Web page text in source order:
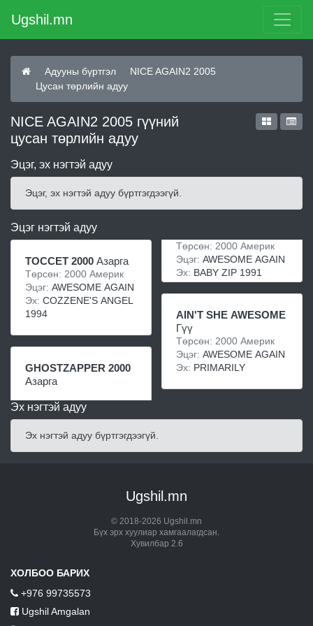
Ugshil.mn
Адууны бүртгэл
NICE AGAIN2 2005
Цусан төрлийн адуу
NICE AGAIN2 2005 гүүний
цусан төрлийн адуу
Эцэг, эх нэгтэй адуу
Эцэг, эх нэгтэй адуу бүртгэгдээгүй.
Эцэг нэгтэй адуу
TOCCET 2000 Азарга
Төрсөн: 2000 Америк
Эцэг: AWESOME AGAIN
Эх: COZZENE'S ANGEL
1994
GHOSTZAPPER 2000
Азарга
Төрсөн: 2000 Америк
Эцэг: AWESOME AGAIN
Эх: BABY ZIP 1991
AIN'T SHE AWESOME
Гүү
Төрсөн: 2000 Америк
Эцэг: AWESOME AGAIN
Эх: PRIMARILY
Эх нэгтэй адуу
Эх нэгтэй адуу бүртгэгдээгүй.
Ugshil.mn
© 2018-2026 Ugshil.mn
Бүх эрх хуулиар хамгаалагдсан.
Хувилбар 2.6
ХОЛБОО БАРИХ
+976 99735573
Ugshil Amgalan